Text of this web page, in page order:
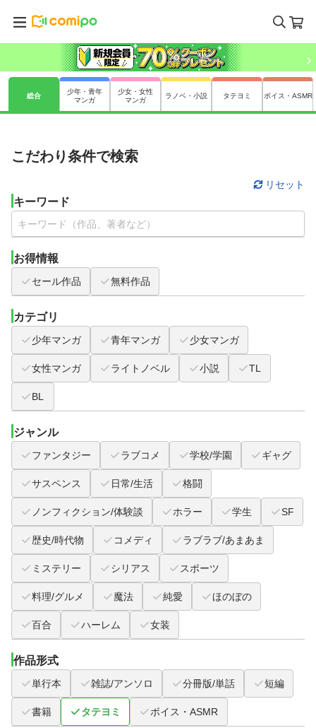
総合
少年・青年
マンガ
少女・女性
マンガ
ラノベ・小説 タテヨミ ボイス・ASMR
こだわり条件で検索
リセット
キーワード
お得情報
セール作品 無料作品
カテゴリ
少年マンガ 青年マンガ 少女マンガ
女性マンガ ライトノベル 小説 TL
BL
ジャンル
ファンタジー ラブコメ 学校/学園 ギャグ
サスペンス 日常/生活 格闘
ノンフィクション/体験談 ホラー 学生 SF
歴史/時代物 コメディ ラブラブ/あまあま
ミステリー シリアス スポーツ
料理/グルメ 魔法 純愛 ほのぼの
百合 ハーレム 女装
作品形式
単行本 雑誌/アンソロ 分冊版/単話 短編
書籍 タテヨミ ボイス・ASMR